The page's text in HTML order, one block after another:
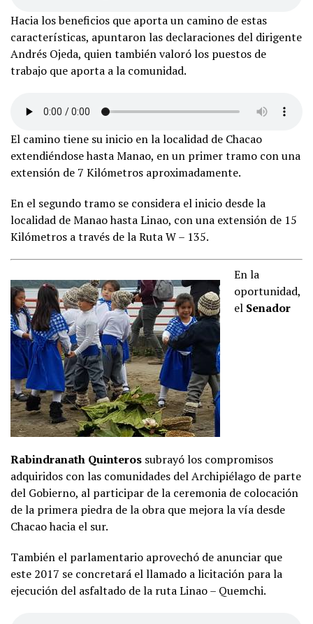
Hacia los beneficios que aporta un camino de estas
características, apuntaron las declaraciones del dirigente
Andrés Ojeda, quien también valoró los puestos de
trabajo que aporta a la comunidad.
El camino tiene su inicio en la localidad de Chacao
extendiéndose hasta Manao, en un primer tramo con una
extensión de 7 Kilómetros aproximadamente.
En el segundo tramo se considera el inicio desde la
localidad de Manao hasta Linao, con una extensión de 15
Kilómetros a través de la Ruta W – 135.
En la
oportunidad,
el Senador
Rabindranath Quinteros subrayó los compromisos
adquiridos con las comunidades del Archipiélago de parte
del Gobierno, al participar de la ceremonia de colocación
de la primera piedra de la obra que mejora la vía desde
Chacao hacia el sur.
También el parlamentario aprovechó de anunciar que
este 2017 se concretará el llamado a licitación para la
ejecución del asfaltado de la ruta Linao – Quemchi.